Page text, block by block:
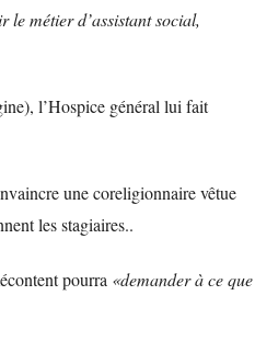
métier d’assistant social,
l’Hospice général lui fait
une coreligionnaire vêtue
les stagiaires..
pourra «demander à ce que